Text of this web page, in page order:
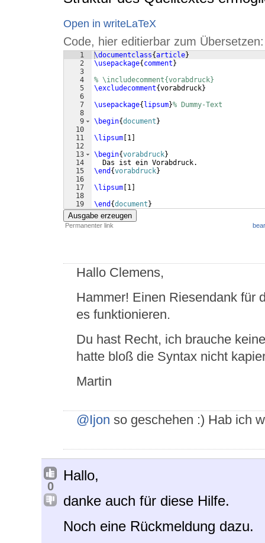
Open in writeLaTeX
Code, hier editierbar zum Übersetzen:
1
2
3
4
5
6
7
8
9
10
11
12
13
14
15
16
17
18
19
\documentclass{article}
\usepackage{ comment }
% \includecomment{vorabdruck}
\excludecomment{vorabdruck}
\usepackage{ lipsum}% Dummy-Text
\begin{document }
\lipsum 1
\begin{vorabdruck}
  Das ist ein Vorabdruck.
\end {vorabdruck}
\lipsum 1
\end {document }
Ausgabe erzeugen
Permanenter link
Hallo Clemens,
Hammer! Einen Riesendank für
es funktionieren.
Du hast Recht, ich brauche
hatte bloß die Syntax nicht
Martin
@Ijon so geschehen :) Hab ich
0
Hallo,
danke auch für diese Hilfe.
Noch eine Rückmeldung dazu.